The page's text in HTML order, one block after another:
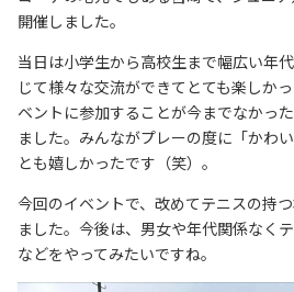
開催しました。
当日は小学生から高校生まで幅広い年
じて様々な交流ができてとても楽しか
ベントに参加することが今までなかっ
ました。みんながプレーの度に「かわ
とも嬉しかったです（笑）。
今回のイベントで、改めてテニスの持
ました。今後は、男女や年代関係なく
などをやってみたいですね。